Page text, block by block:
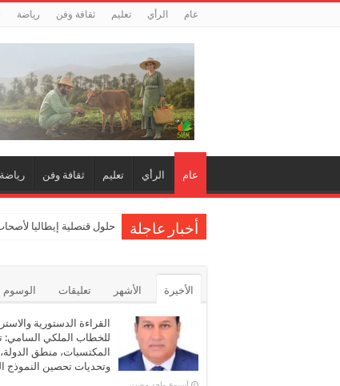
عام الرأي تعليم ثقافة وفن رياضة
عام الرأي تعليم ثقافة وفن رياضة
أخبار عاجلة حلول قنصلية إيطاليا
الأخيرة الأشهر تعليقات الوسوم
القراءة الدستورية
للخطاب الملكي السامي:
المكتسبات، منطق الدولة،
وتحديات تحصين النموذج